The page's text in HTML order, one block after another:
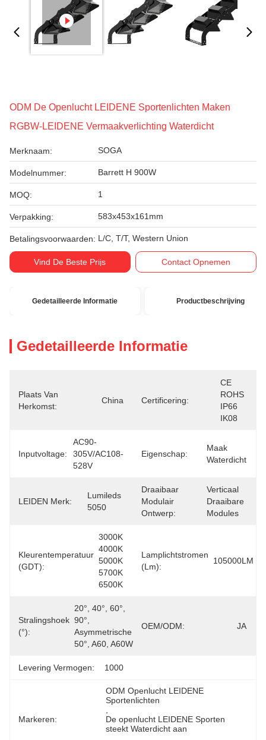
ODM De Openlucht LEIDENE Sportenlichten Maken
RGBW-LEIDENE Vermaakverlichting Waterdicht
Merknaam: SOGA
Modelnummer: Barrett H 900W
MOQ: 1
Verpakking: 583x453x161mm
Betalingsvoorwaarden: L/C, T/T, Western Union
Vind De Beste Prijs Contact Opnemen
Gedetailleerde Informatie Productbeschrijving
Gedetailleerde Informatie
Plaats Van
Herkomst:
China Certificering:
CE
ROHS
IP66
IK08
Inputvoltage:
AC90-
305V/AC108-
528V
Eigenschap:
Maak
Waterdicht
LEIDEN Merk:
Lumileds
5050
Draaibaar
Modulair
Ontwerp:
Verticaal
Draaibare
Modules
Kleurentemperatuur
(GDT):
3000K
4000K
5000K
5700K
6500K
Lamplichtstromen
(lm):
105000LM
Stralingshoek
(°):
20°, 40°, 60°,
90°,
Asymmetrische
50°, A60, A60W
OEM/ODM: JA
Levering Vermogen: 1000
Markeren:
ODM Openlucht LEIDENE
Sportenlichten
De openlucht LEIDENE Sporten
steekt Waterdicht aan